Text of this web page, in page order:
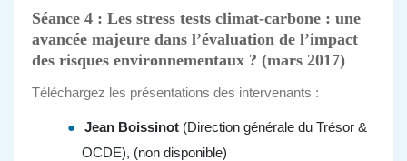
Séance 4 : Les stress tests climat-carbone : une
avancée majeure dans l’évaluation de l’impact
des risques environnementaux ? (mars 2017)
Téléchargez les présentations des intervenants :
Jean Boissinot(Direction générale du Trésor &
OCDE), (non disponible)